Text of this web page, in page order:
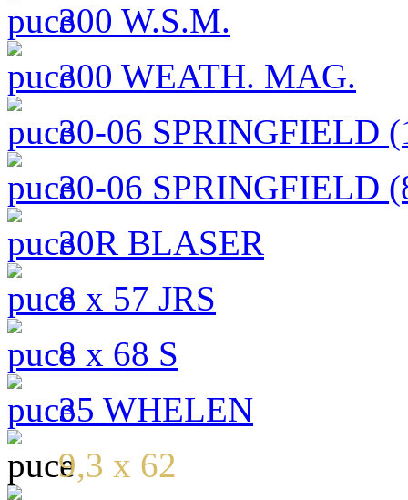
300 W.S.M.
300 WEATH. MAG.
30-06 SPRINGFIELD
30-06 SPRINGFIELD
30R BLASER
8 x 57 JRS
8 x 68 S
35 WHELEN
9,3 x 62